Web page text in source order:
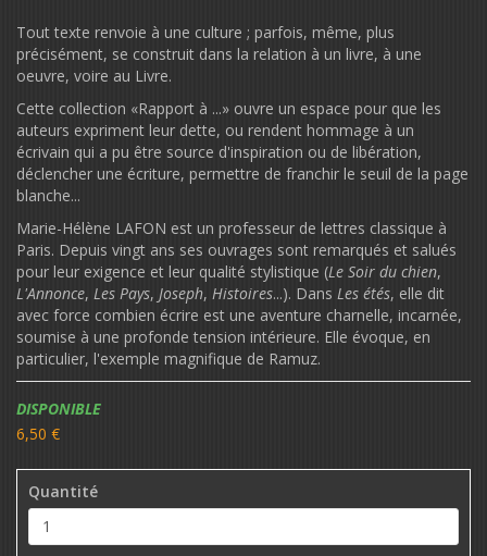
Tout texte renvoie à une culture ; parfois, même, plus
précisément, se construit dans la relation à un livre, à une
oeuvre, voire au Livre.
Cette collection «Rapport à ...» ouvre un espace pour que les
auteurs expriment leur dette, ou rendent hommage à un
écrivain qui a pu être source d'inspiration ou de libération,
déclencher une écriture, permettre de franchir le seuil de la page
blanche...
Marie-Hélène LAFON est un professeur de lettres classique à
Paris. Depuis vingt ans ses ouvrages sont remarqués et salués
pour leur exigence et leur qualité stylistique (Le Soir du chien,
L'Annonce, Les Pays, Joseph, Histoires...). Dans Les étés, elle dit
avec force combien écrire est une aventure charnelle, incarnée,
soumise à une profonde tension intérieure. Elle évoque, en
particulier, l'exemple magnifique de Ramuz.
Disponibilité:
DISPONIBLE
6,50 €
Quantité